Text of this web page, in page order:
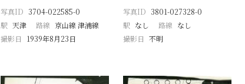
写真ID 3704-022585-0
駅 天津 路線 京山線 津浦線
撮影日
1939年8月23日
写真ID 3801-027328-0
駅 なし 路線 なし
撮影日 不明